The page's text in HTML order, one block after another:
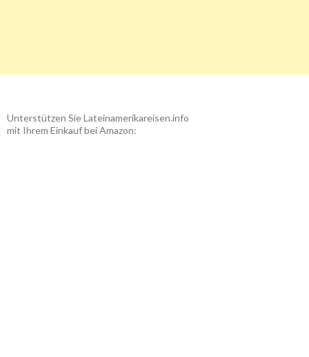
Unterstützen Sie Lateinamerikareisen.info
mit Ihrem Einkauf bei Amazon: